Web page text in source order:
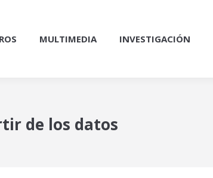
MULTIMEDIA INVESTIGACIÓN
de los datos